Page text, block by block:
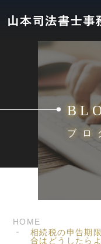
ブロ
HOME
相続税の申告期
合はどうしたら